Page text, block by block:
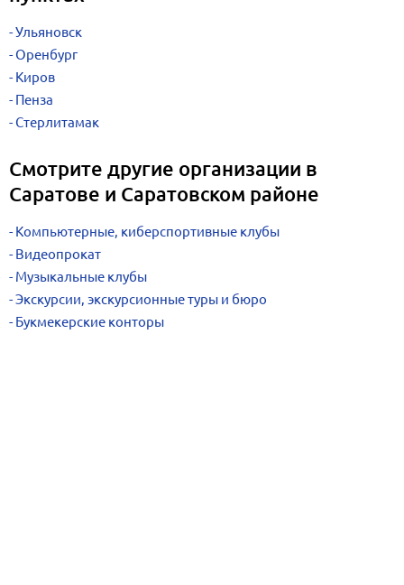
Ульяновск
Оренбург
Киров
Пенза
Стерлитамак
Смотрите другие организации в
Саратове и Саратовском районе
Компьютерные, киберспортивные клубы
Видеопрокат
Музыкальные клубы
Экскурсии, экскурсионные туры и бюро
Букмекерские конторы